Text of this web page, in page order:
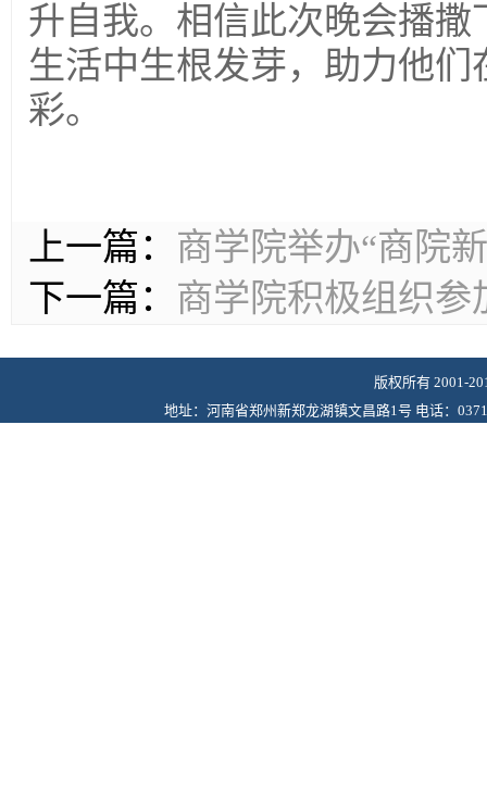
升自我。相信此次晚会播
生活中生根发芽，助力他
彩。
上一篇： 商学院举办“商院
下一篇： 商学院积极组织
版权所有 2001-
地址：河南省郑州新郑龙湖镇文昌路1号 电话：